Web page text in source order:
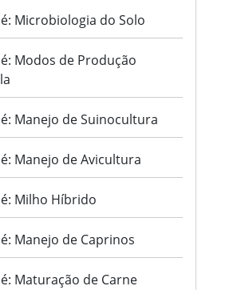
Microbiologia do Solo
Modos de Produção
Manejo de Suinocultura
Manejo de Avicultura
Milho Híbrido
Manejo de Caprinos
Maturação de Carne